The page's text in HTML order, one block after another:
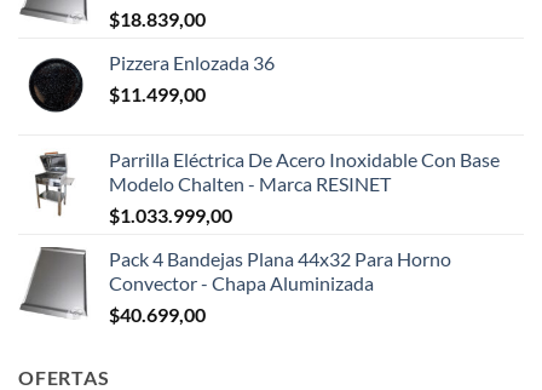
$18.839,00
Pizzera Enlozada 36
$11.499,00
Parrilla Eléctrica De Acero Inoxidable Con Base
Modelo Chalten - Marca RESINET
$1.033.999,00
Pack 4 Bandejas Plana 44x32 Para Horno
Convector - Chapa Aluminizada
$40.699,00
OFERTAS